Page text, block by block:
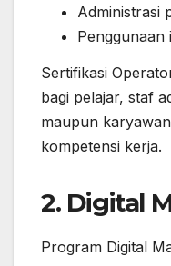
Administrasi
Penggunaan
Sertifikasi
bagi pelajar, staf
maupun
kompetensi kerja.
2. Digital
Program Digital